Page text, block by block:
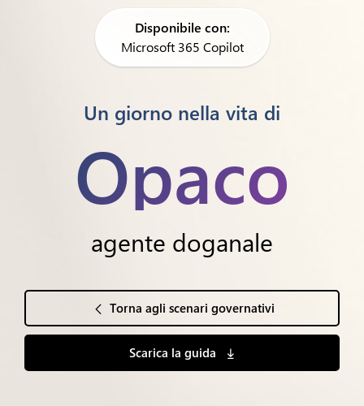
Disponibile con:
Microsoft 365 Copilot
Un giorno nella vita di
Opaco
agente doganale
Torna agli scenari governativi
Scarica la guida